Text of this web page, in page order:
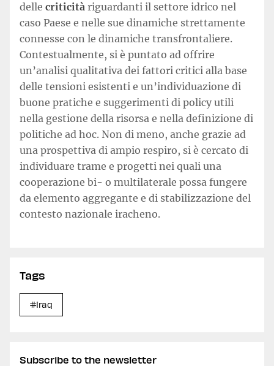
delle criticità riguardanti il settore idrico nel
caso Paese e nelle sue dinamiche strettamente
connesse con le dinamiche transfrontaliere.
Contestualmente, si è puntato ad offrire
un’analisi qualitativa dei fattori critici alla base
delle tensioni esistenti e un’individuazione di
buone pratiche e suggerimenti di policy utili
nella gestione della risorsa e nella definizione di
politiche ad hoc. Non di meno, anche grazie ad
una prospettiva di ampio respiro, si è cercato di
individuare trame e progetti nei quali una
cooperazione bi- o multilaterale possa fungere
da elemento aggregante e di stabilizzazione del
contesto nazionale iracheno.
Tags
#Iraq
Subscribe to the newsletter